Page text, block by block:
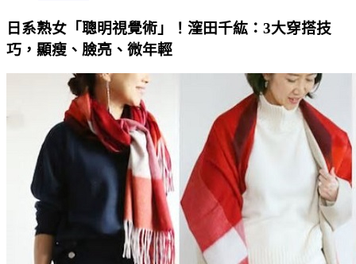
日系熟女「聰明視覺術」！漥田千紘：3大穿搭技
巧，顯瘦、臉亮、微年輕